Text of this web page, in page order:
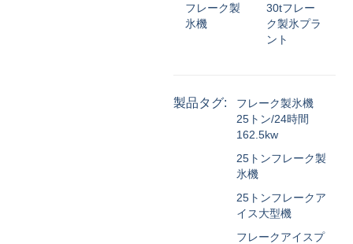
フレーク製
氷機
30tフレー
ク製氷プラ
ント
製品タグ:
フレーク製氷機
25トン/24時間
162.5kw
25トンフレーク製
氷機
25トンフレークア
イス大型機
フレークアイスプ